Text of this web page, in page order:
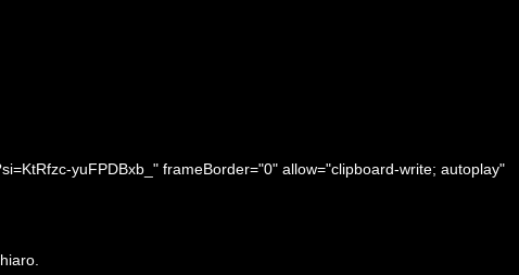
yuFPDBxb_" frameBorder="0" allow="clipboard-write; autoplay"